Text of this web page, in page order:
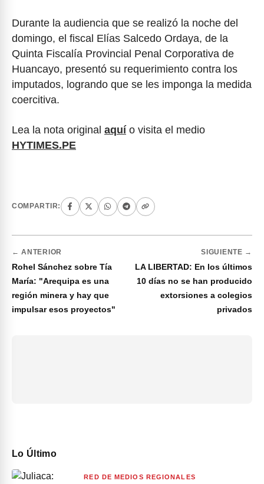
Durante la audiencia que se realizó la noche del
domingo, el fiscal Elías Salcedo Ordaya, de la
Quinta Fiscalía Provincial Penal Corporativa de
Huancayo, presentó su requerimiento contra los
imputados, logrando que se les imponga la medida
coercitiva.
Lea la nota original aquío visita el medio
HYTIMES.PE
COMPARTIR:
← ANTERIOR
Rohel Sánchez sobre Tía
María: "Arequipa es una
región minera y hay que
impulsar esos proyectos"
SIGUIENTE →
LA LIBERTAD: En los últimos
10 días no se han producido
extorsiones a colegios
privados
Lo Último
RED DE MEDIOS REGIONALES